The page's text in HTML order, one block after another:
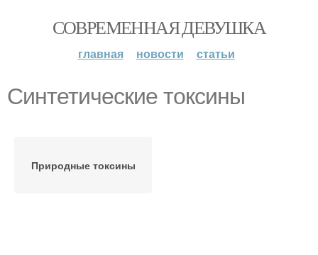
СОВРЕМЕННАЯ ДЕВУШКА
главная новости статьи
Синтетические токсины
Природные токсины